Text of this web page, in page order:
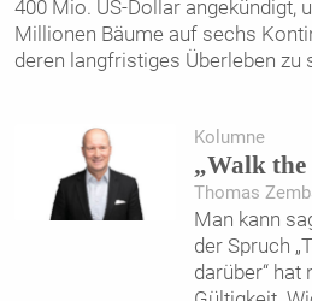
400 Mio. US-Dollar angekündigt,
Millionen Bäume auf sechs
deren langfristiges Überleben zu
Kolumne
„Walk the
Thomas
Man kann
der Spruch
darüber“